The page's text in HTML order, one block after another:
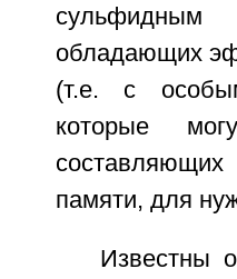
сульфидным
обладающих
(т.е. с
которые
составляющих
памяти, для
Известны